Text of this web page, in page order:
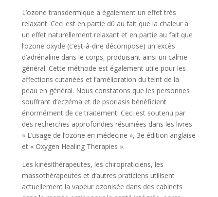
L’ozone transdermique a également un effet très
relaxant. Ceci est en partie dû au fait que la chaleur a
un effet naturellement relaxant et en partie au fait que
l’ozone oxyde (c’est-à-dire décompose) un excès
d’adrénaline dans le corps, produisant ainsi un calme
général. Cette méthode est également utile pour les
affections cutanées et l’amélioration du teint de la
peau en général. Nous constatons que les personnes
souffrant d’eczéma et de psoriasis bénéficient
énormément de ce traitement. Ceci est soutenu par
des recherches approfondies résumées dans les livres
« L’usage de l’ozone en médecine », 3e édition anglaise
et « Oxygen Healing Therapies ».
Les kinésithérapeutes, les chiropraticiens, les
massothérapeutes et d’autres praticiens utilisent
actuellement la vapeur ozonisée dans des cabinets